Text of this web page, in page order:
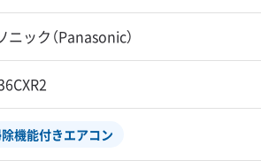
ニック（Panasonic）
機能付きエアコン